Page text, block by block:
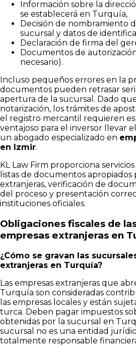
Información sobre la
se establecerá en Turquía,
Decisión de nombramiento
sucursal y datos de
Declaración de firma del
Documentos de
necesario).
Incluso pequeños errores en la
documentos pueden retrasar
apertura de la sucursal. Dado
notarización, los trámites de
el registro mercantil requieren
ventajoso para el inversor llevar
un abogado especializado en
en Izmir.
KL Law Firm proporciona
listas de documentos apropiados
extranjeras, verificación de
del proceso y presentación
instituciones oficiales.
Obligaciones fiscales de
empresas extranjeras en
¿Cómo se gravan las
extranjeras en Turquía?
Las empresas extranjeras que
Turquía son consideradas
las empresas locales y están
turca. Deben pagar impuestos
obtenidas por la sucursal en
sucursal no es una entidad
totalmente responsable